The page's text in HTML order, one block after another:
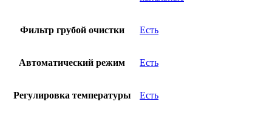
Фильтр грубой очистки Есть
Автоматический режим Есть
Регулировка температуры Есть